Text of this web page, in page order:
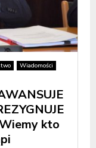
Wiadomości
kto